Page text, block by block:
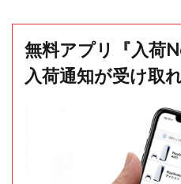
無料アプリ『入荷
入荷通知が受け取